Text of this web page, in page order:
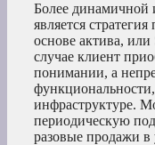
Более динамичной
является
основе актива,
случае клиент
понимании, а
инфраструктуре.
периодическую
разовые продажи